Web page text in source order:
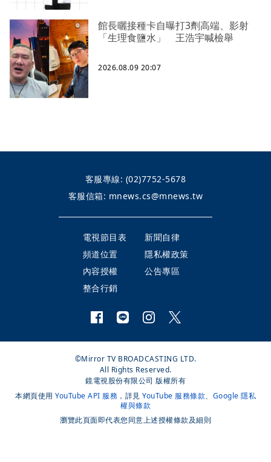
館長曬接種卡自曝打3劑高端、影射
「生理食鹽水」 王浩宇喊檢舉
2026.08.09 20:07
客服專線: (02)7752-5678
客服信箱: mnews.cs@mnews.tw
電視節目表
新聞自律
頻道位置
隱私權政策
內容授權
公告專區
整合行銷
©Mirror TV BROADCASTING LTD.
All Rights Reserved.
鏡電視股份有限公司 版權所有
本網頁使用 YouTube API 服務 ，詳見 YouTube 服務條款、 Google 隱私
權與條款
瀏覽此頁面即代表您同意上述授權條款及細則